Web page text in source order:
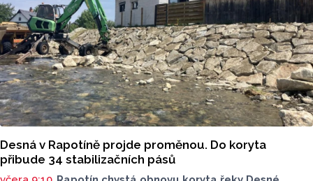
Desná v Rapotíně projde proměnou. Do koryta
přibude 34 stabilizačních pásů